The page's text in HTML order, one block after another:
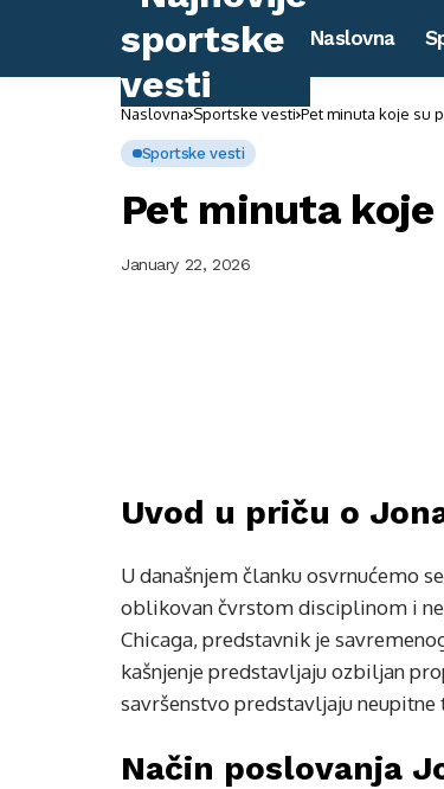
Naslovna
Naslovna Sportske vesti Pet minuta koje su
Sportske vesti
Pet minuta
January 22, 2026
Uvod u priču o
U današnjem članku osvrnućemo
oblikovan čvrstom disciplinom i
Chicaga, predstavnik je
kašnjenje predstavljaju ozbiljan
savršenstvo predstavljaju
Način poslovanja